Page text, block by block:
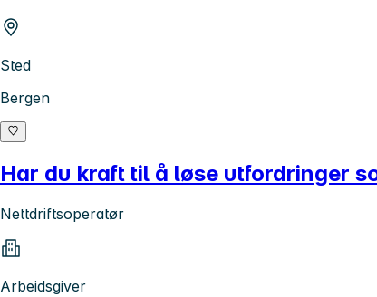
Sted
Bergen
Har du kraft til å løse utfordringer
Nettdriftsoperatør
Arbeidsgiver